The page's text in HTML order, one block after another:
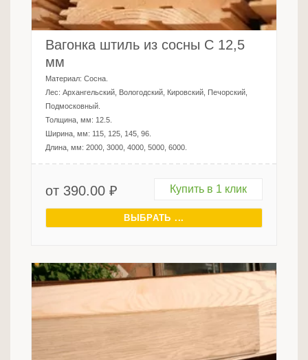
Вагонка штиль из сосны C 12,5
мм
Материал: Сосна.
Лес: Архангельский, Вологодский, Кировский, Печорский,
Подмосковный.
Толщина, мм: 12.5.
Ширина, мм: 115, 125, 145, 96.
Длина, мм: 2000, 3000, 4000, 5000, 6000.
от 390.00 ₽ Купить в 1 клик
ВЫБРАТЬ ...